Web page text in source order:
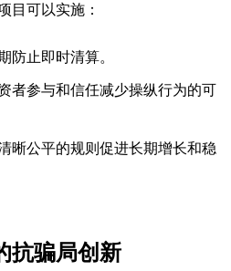
目可以实施：
防止即时清算。
者参与和信任减少操纵行为的可
晰公平的规则促进长期增长和稳
抗骗局创新